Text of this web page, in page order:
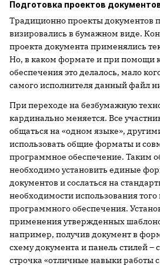
Подготовка проектов
Традиционно проекты документов
визировались в бумажном виде.
проекта документа применялись
Но, в каком формате и при помощи
обеспечения это делалось, мало
самого исполнителя данный файл
При переходе на безбумажную
кардинально меняется. Все
общаться на «одном языке»,
использовать общие форматы и
программное обеспечение. Таким
необходимо установить единые
документов и сослаться на
необходимости использования того
программного обеспечения.
применения утвержденных
например, получив документ в
схему документа и панель стилей –
строчка «отличные навыки работы